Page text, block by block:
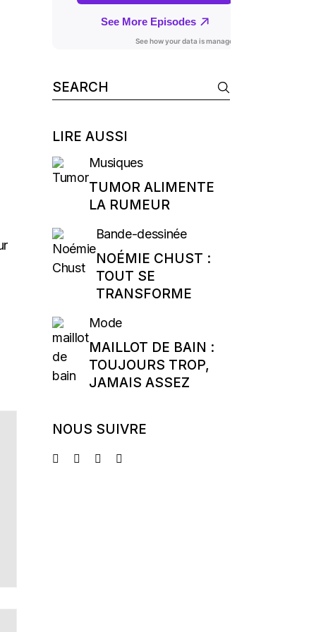
Search
for:
LIRE AUSSI
Musiques
TUMOR ALIMENTE
LA RUMEUR
Bande-dessinée
NOÉMIE CHUST :
TOUT SE
TRANSFORME
Mode
MAILLOT DE BAIN :
TOUJOURS TROP,
JAMAIS ASSEZ
NOUS SUIVRE